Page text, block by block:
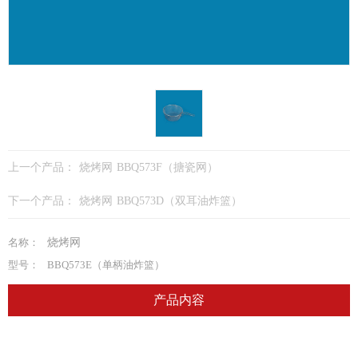
上一个产品： 烧烤网 BBQ573F（搪瓷网）
下一个产品： 烧烤网 BBQ573D（双耳油炸篮）
名称：
烧烤网
型号：
BBQ573E（单柄油炸篮）
产品内容